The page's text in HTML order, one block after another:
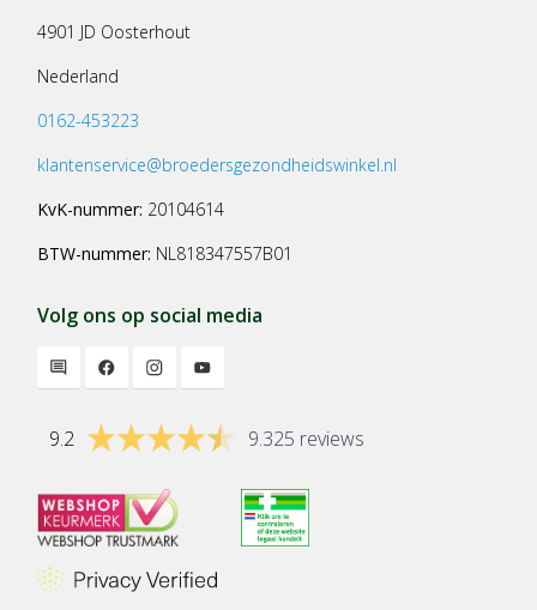
4901 JD Oosterhout
Nederland
0162-453223
klantenservice@broedersgezondheidswinkel.nl
KvK-nummer: 20104614
BTW-nummer: NL818347557B01
Volg ons op social media
9.2 9.325 reviews